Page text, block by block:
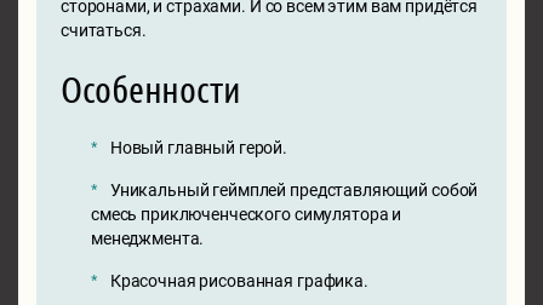
сторонами, и страхами. И со всем этим вам придётся
считаться.
Особенности
Новый главный герой.
Уникальный геймплей представляющий собой
смесь приключенческого симулятора и
менеджмента.
Красочная рисованная графика.